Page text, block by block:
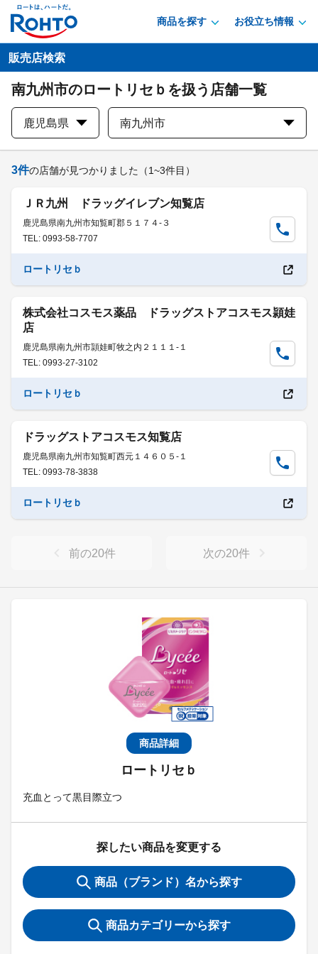
商品を探す お役立ち情報
販売店検索
南九州市のロートリセｂを扱う店舗一覧
鹿児島県 南九州市
商品詳細
ロートリセｂ
充血とって黒目際立つ
探したい商品を変更する
商品（ブランド）名から探す
商品カテゴリーから探す
3件の店舗が見つかりました （1~3件目）
ＪＲ九州 ドラッグイレブン知覧店
鹿児島県南九州市知覧町郡５１７４-３
TEL: 0993-58-7707
ロートリセｂ
株式会社コスモス薬品 ドラッグストアコスモス頴娃
店
鹿児島県南九州市頴娃町牧之内２１１１-１
TEL: 0993-27-3102
ロートリセｂ
ドラッグストアコスモス知覧店
鹿児島県南九州市知覧町西元１４６０５-１
TEL: 0993-78-3838
ロートリセｂ
前の20件 次の20件